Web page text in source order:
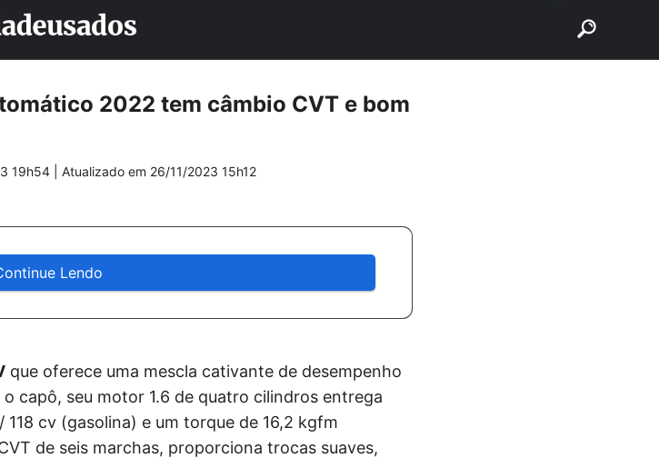
2022 tem câmbio CVT e bom
19h54 | Atualizado em 26/11/2023 15h12
Lendo
que oferece uma mescla cativante de desempenho
capô, seu motor 1.6 de quatro cilindros entrega
cv (gasolina) e um torque de 16,2 kgfm
de seis marchas, proporciona trocas suaves,